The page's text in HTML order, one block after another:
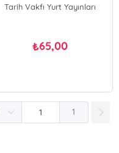
Tarih Vakfı Yurt Yayınları
₺65,00
1